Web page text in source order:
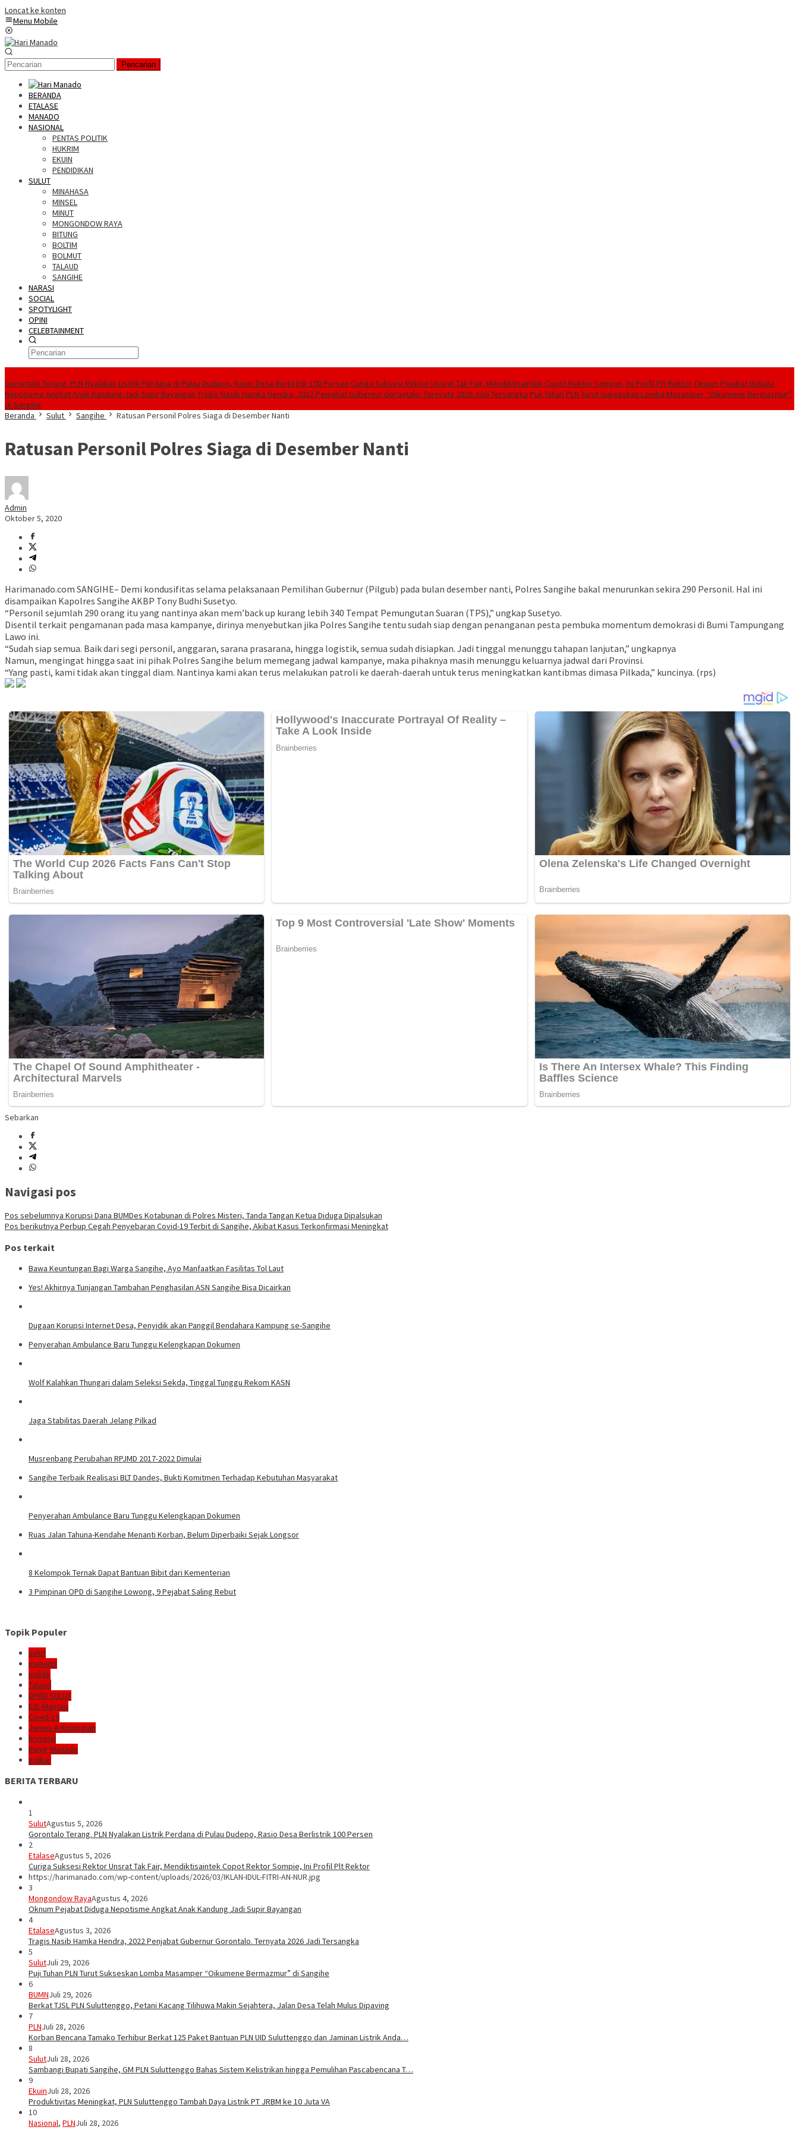
Loncat ke konten
Menu Mobile
Pencarian
BERANDA
ETALASE
MANADO
NASIONAL
PENTAS POLITIK
HUKRIM
EKUIN
PENDIDIKAN
SULUT
MINAHASA
MINSEL
MINUT
MONGONDOW RAYA
BITUNG
BOLTIM
BOLMUT
TALAUD
SANGIHE
NARASI
SOCIAL
SPOTYLIGHT
OPINI
CELEBTAINMENT
Gorontalo Terang. PLN Nyalakan Listrik Perdana di Pulau Dudepo, Rasio Desa Berlistrik 100 Persen Curiga Suksesi Rektor Unsrat Tak Fair, Mendiktisaintek Copot Rektor Sompie, Ini Profil Plt RektorOknum Pejabat Diduga
Nepotisme Angkat Anak Kandung Jadi Supir Bayangan Tragis Nasib Hamka Hendra, 2022 Penjabat Gubernur Gorontalo. Ternyata 2026 Jadi Tersangka Puji Tuhan PLN Turut Sukseskan Lomba Masamper “Oikumene Bermazmur”
di Sangihe
Beranda
Sulut Sangihe Ratusan Personil Polres Siaga di Desember Nanti
Ratusan Personil Polres Siaga di Desember Nanti
Admin
Oktober 5, 2020
Harimanado.com SANGIHE– Demi kondusifitas selama pelaksanaan Pemilihan Gubernur (Pilgub) pada bulan desember nanti, Polres Sangihe bakal menurunkan sekira 290 Personil. Hal ini
disampaikan Kapolres Sangihe AKBP Tony Budhi Susetyo.
“Personil sejumlah 290 orang itu yang nantinya akan mem’back up kurang lebih 340 Tempat Pemungutan Suaran (TPS),” ungkap Susetyo.
Disentil terkait pengamanan pada masa kampanye, dirinya menyebutkan jika Polres Sangihe tentu sudah siap dengan penanganan pesta pembuka momentum demokrasi di Bumi Tampungang
Lawo ini.
“Sudah siap semua. Baik dari segi personil, anggaran, sarana prasarana, hingga logistik, semua sudah disiapkan. Jadi tinggal menunggu tahapan lanjutan,” ungkapnya
Namun, mengingat hingga saat ini pihak Polres Sangihe belum memegang jadwal kampanye, maka pihaknya masih menunggu keluarnya jadwal dari Provinsi.
“Yang pasti, kami tidak akan tinggal diam. Nantinya kami akan terus melakukan patroli ke daerah-daerah untuk terus meningkatkan kantibmas dimasa Pilkada,” kuncinya. (rps)
Sebarkan
Navigasi pos
Pos sebelumnya Korupsi Dana BUMDes Kotabunan di Polres Misteri, Tanda Tangan Ketua Diduga Dipalsukan
Pos berikutnya Perbup Cegah Penyebaran Covid-19 Terbit di Sangihe, Akibat Kasus Terkonfirmasi Meningkat
Pos terkait
Bawa Keuntungan Bagi Warga Sangihe, Ayo Manfaatkan Fasilitas Tol Laut
Yes! Akhirnya Tunjangan Tambahan Penghasilan ASN Sangihe Bisa Dicairkan
Dugaan Korupsi Internet Desa, Penyidik akan Panggil Bendahara Kampung se-Sangihe
Penyerahan Ambulance Baru Tunggu Kelengkapan Dokumen
Wolf Kalahkan Thungari dalam Seleksi Sekda, Tinggal Tunggu Rekom KASN
Jaga Stabilitas Daerah Jelang Pilkad
Musrenbang Perubahan RPJMD 2017-2022 Dimulai
Sangihe Terbaik Realisasi BLT Dandes, Bukti Komitmen Terhadap Kebutuhan Masyarakat
Penyerahan Ambulance Baru Tunggu Kelengkapan Dokumen
Ruas Jalan Tahuna-Kendahe Menanti Korban, Belum Diperbaiki Sejak Longsor
8 Kelompok Ternak Dapat Bantuan Bibit dari Kementerian
3 Pimpinan OPD di Sangihe Lowong, 9 Pejabat Saling Rebut
Topik Populer
sulut
manado
politik
Talaud
DPRD SULUT
E2L-Mantap
Covid-19
James A Kojongian
kriminal
Banjir Manado
golkar
BERITA TERBARU
1
SulutAgustus 5, 2026
Gorontalo Terang. PLN Nyalakan Listrik Perdana di Pulau Dudepo, Rasio Desa Berlistrik 100 Persen
2
EtalaseAgustus 5, 2026
Curiga Suksesi Rektor Unsrat Tak Fair, Mendiktisaintek Copot Rektor Sompie, Ini Profil Plt Rektor
https://harimanado.com/wp-content/uploads/2026/03/IKLAN-IDUL-FITRI-AN-NUR.jpg
3
Mongondow RayaAgustus 4, 2026
Oknum Pejabat Diduga Nepotisme Angkat Anak Kandung Jadi Supir Bayangan
4
EtalaseAgustus 3, 2026
Tragis Nasib Hamka Hendra, 2022 Penjabat Gubernur Gorontalo. Ternyata 2026 Jadi Tersangka
5
SulutJuli 29, 2026
Puji Tuhan PLN Turut Sukseskan Lomba Masamper “Oikumene Bermazmur” di Sangihe
6
BUMNJuli 29, 2026
Berkat TJSL PLN Suluttenggo, Petani Kacang Tilihuwa Makin Sejahtera, Jalan Desa Telah Mulus Dipaving
7
PLNJuli 28, 2026
Korban Bencana Tamako Terhibur Berkat 125 Paket Bantuan PLN UID Suluttenggo dan Jaminan Listrik Anda…
8
SulutJuli 28, 2026
Sambangi Bupati Sangihe, GM PLN Suluttenggo Bahas Sistem Kelistrikan hingga Pemulihan Pascabencana T…
9
EkuinJuli 28, 2026
Produktivitas Meningkat, PLN Suluttenggo Tambah Daya Listrik PT JRBM ke 10 Juta VA
10
Nasional, PLNJuli 28, 2026